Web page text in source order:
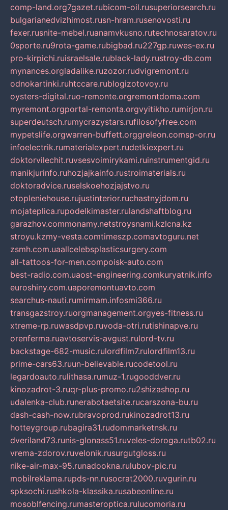
comp-land.org7gazet.rubicom-oil.rusuperiorsearch.ru
bulgarianedvizhimost.rusn-hram.rusenovosti.ru
fexer.rusnite-mebel.ruanamvkusno.rutechnosaratov.ru
0sporte.ru9rota-game.rubigbad.ru227gp.ruwes-ex.ru
pro-kirpichi.ruisraelsale.rublack-lady.rustroy-db.com
mynances.orgladalike.ruzozor.rudvigremont.ru
odnokartinki.ruhtccare.rublogizotovoy.ru
oysters-digital.ruo-remonte.orgremontdoma.com
myremont.orgportal-remonta.orgvyitikho.rumirjon.ru
superdeutsch.rumycrazystars.rufilosofyfree.com
mypetslife.orgwarren-buffett.orggreleon.comsp-or.ru
infoelectrik.rumaterialexpert.rudetkiexpert.ru
doktorvilechit.ruvsesvoimirykami.ruinstrumentgid.ru
manikjurinfo.ruhozjajkainfo.rustroimaterials.ru
doktoradvice.ruselskoehozjajstvo.ru
otopleniehouse.rujustinterior.ruchastnyjdom.ru
mojateplica.rupodelkimaster.rulandshaftblog.ru
garazhov.commonamy.netstroysnami.kzlcna.kz
stroyu.kzmy-vesta.comtimeszp.comavtoguru.net
zsmh.com.uaallcelebsplasticsurgery.com
all-tattoos-for-men.compoisk-auto.com
best-radio.com.uaost-engineering.comkuryatnik.info
euroshiny.com.uaporemontuavto.com
searchus-nauti.rumirmam.infosmi366.ru
transgazstroy.ruorgmanagement.orgyes-fitness.ru
xtreme-rp.ruwasdpvp.ruvoda-otri.rutishinapve.ru
orenferma.ruavtoservis-avgust.rulord-tv.ru
backstage-682-music.rulordfilm7.rulordfilm13.ru
prime-cars63.ruun-believable.rucodetool.ru
legardoauto.rulithasa.rumuz-1.rugooddver.ru
kinozadrot-3.ruqr-plus-promo.ru2shizashop.ru
udalenka-club.runerabotaetsite.rucarszona-bu.ru
dash-cash-now.rubravoprod.rukinozadrot13.ru
hotteygroup.rubagira31.rudommarketnsk.ru
dveriland73.runis-glonass51.ruveles-doroga.rutb02.ru
vrema-zdorov.ruvelonik.rusurgutgloss.ru
nike-air-max-95.runadookna.rulubov-pic.ru
mobilreklama.rupds-nn.rusocrat2000.ruvgurin.ru
spksochi.rushkola-klassika.rusabeonline.ru
mosoblfencing.rumasteroptica.rulucomoria.ru